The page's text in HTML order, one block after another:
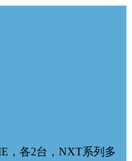
，各2台，NXT系列多